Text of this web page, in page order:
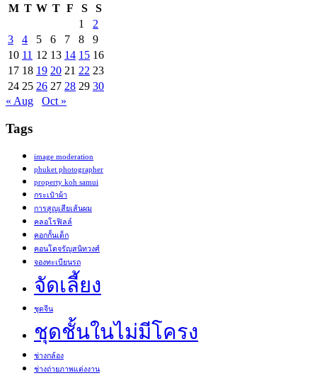
M T W T F S
S
1
2
3
4 5 6 7 8
9
10 11 12 13 14 15 16
17 18 19 20 21 22 23
24 25 26 27 28 29 30
« Aug
Oct »
Tags
image moderation
phuket photographer
property koh samui
กระเป๋าผ้า
การสูญเสียเส้นผม
คลอโรฟิลล์
คอกกั้นเด็ก
คอนโดจรัญสนิทวงศ์
จองทะเบียนรถ
จัดเลี้ยง
ชุดจีน
ชุดชั้นในไม่มีโครง
ช่างกล้อง
ช่างถ่ายภาพแต่งงาน